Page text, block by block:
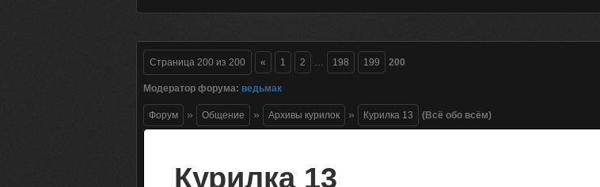
Страница 200 из 200 « 1 2 … 198 199 200
Модератор форума: ведьмак
Форум » Общение » Архивы курилок » Курилка 13 (Всё обо всём)
Курилка 13